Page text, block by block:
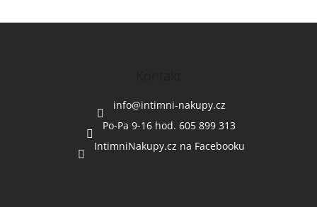
info@intimni-nakupy.cz
Po-Pa 9-16 hod. 605 899 313
IntimniNakupy.cz na Facebooku